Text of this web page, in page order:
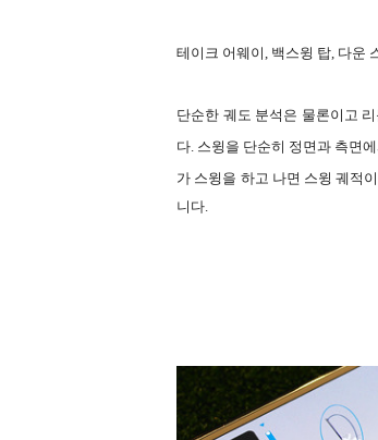
테이크 어웨이, 백스윙 탑, 다운
단순한 궤도 분석은 물론이고
다. 스윙을 단순히 정면과 측면
가 스윙을 하고 나면 스윙 궤적
니다.